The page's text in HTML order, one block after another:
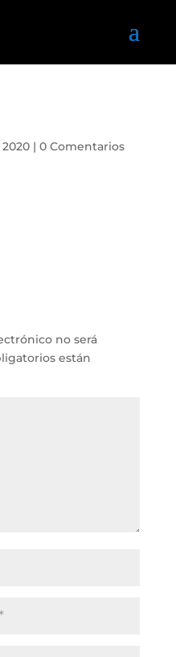
2020| 0 Comentarios
no será
están